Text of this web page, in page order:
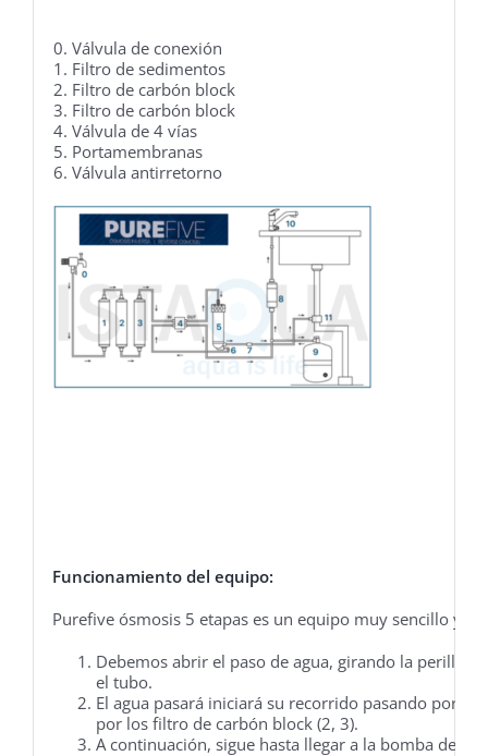
0. Válvula de conexión
1. Filtro de sedimentos
2. Filtro de carbón block
3. Filtro de carbón block
4. Válvula de 4 vías
5. Portamembranas
6. Válvula antirretorno
Funcionamiento del equipo:
Purefive ósmosis 5 etapas es un equipo muy sencillo y a
Debemos abrir el paso de agua, girando la perilla
el tubo.
El agua pasará iniciará su recorrido pasando por
por los filtro de carbón block (2, 3).
A continuación, sigue hasta llegar a la bomba de